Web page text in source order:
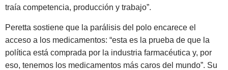
traía competencia, producción y trabajo”.
Peretta sostiene que la parálisis del polo encarece el
acceso a los medicamentos: “esta es la prueba de que la
política está comprada por la industria farmacéutica y, por
eso, tenemos los medicamentos más caros del mundo”. Su